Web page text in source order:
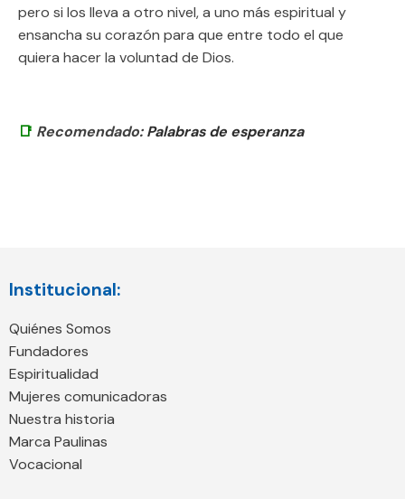
pero si los lleva a otro nivel, a uno más espiritual y
ensancha su corazón para que entre todo el que
quiera hacer la voluntad de Dios.
📑 Recomendado:Palabras de esperanza
Institucional:
Quiénes Somos
Fundadores
Espiritualidad
Mujeres comunicadoras
Nuestra historia
Marca Paulinas
Vocacional